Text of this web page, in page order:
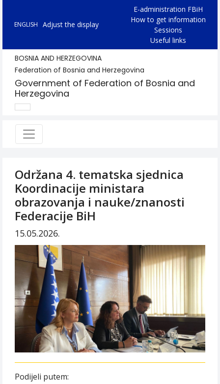
ENGLISH Adjust the display
E-administration FBiH
How to get information
Sessions
Useful links
BOSNIA AND HERZEGOVINA
Federation of Bosnia and Herzegovina
Government of Federation of Bosnia and
Herzegovina
Održana 4. tematska sjednica
Koordinacije ministara
obrazovanja i nauke/znanosti
Federacije BiH
15.05.2026.
Podijeli putem: